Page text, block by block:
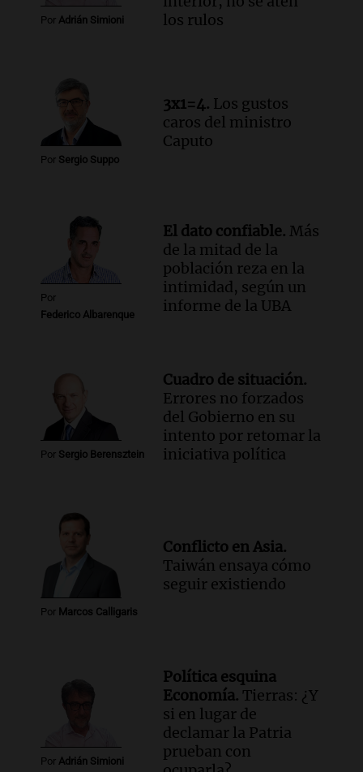
Episodios
Una mañana para todos
Episodios
Audio.Chile planteó mejorar la
conectividad fronteriza, aérea y digital
con Jujuy
Por Adrián Simioni
los rulos
Por Sergio Suppo
3x1=4. Los gustos
caros del ministro
Caputo
Por
Federico Albarenque
El dato confiable. Más
de la mitad de la
población reza en la
intimidad, según un
informe de la UBA
Por Sergio Berensztein
Cuadro de situación.
Errores no forzados
del Gobierno en su
intento por retomar la
iniciativa política
Por Marcos Calligaris
Conflicto en Asia.
Taiwán ensaya cómo
seguir existiendo
Por Adrián Simioni
Política esquina
Economía. Tierras: ¿Y
si en lugar de
declamar la Patria
prueban con